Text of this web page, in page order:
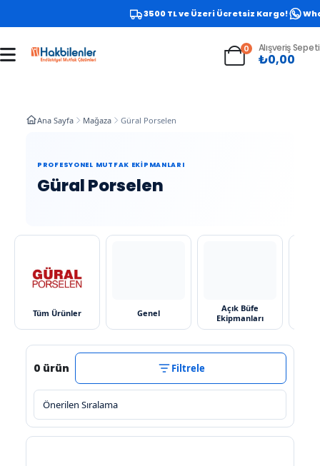
3500 TL ve Üzeri Ücretsiz Kargo!
0 Alışveriş Sepeti
₺0,00
Ana Sayfa Mağaza Güral Porselen
PROFESYONEL MUTFAK EKIPMANLARI
Güral Porselen
Tüm Ürünler Genel
Açık Büfe
Ekipmanları
0 ürün Filtrele